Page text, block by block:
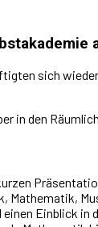
sich
in den
Einblick